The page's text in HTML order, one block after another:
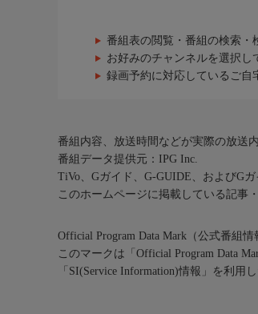
番組表の閲覧・番組の検索・
お好みのチャンネルを選択し
録画予約に対応しているご自
番組内容、放送時間などが実際の放送
番組データ提供元：IPG Inc.
TiVo、Gガイド、G-GUIDE、およびG
このホームページに掲載している記事
Official Program Data Mark（公式番組情
このマークは「Official Program Data
「SI(Service Information)情報」を利用